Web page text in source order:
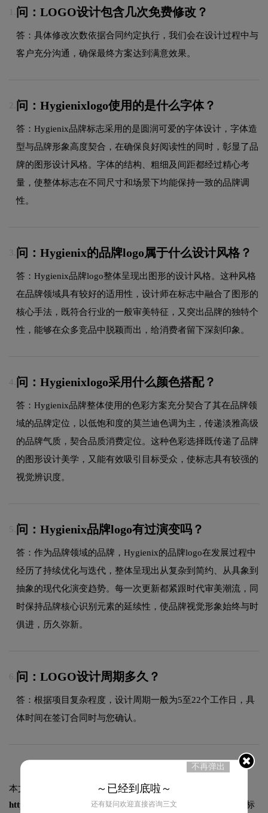
问：LOGO设计包含几次免费修改？
答：具体修改次数依据合同约定执行，我们会在设计过程中与
客户充分沟通，确保最终方案达到满意效果。
2. 问：Hygienixlogo使用的是什么字体？
答：Hygienix品牌标志采用的是圆润可爱的字体设计，字体造
型与品牌形象高度契合，在确保良好阅读性的同时，彰显了品
牌的图形设计风格。字体的结构、粗细及间距都经过精心考
量，使整体标志在不同尺寸和场景下均能保持一致的品牌调
性。
3. 问：Hygienix的品牌logo属于什么设计风格？
答：Hygienix品牌logo整体呈现出图形的设计风格。这种风格
在品牌领域具有较好的适用性，设计师在标志中融合了图形的
核心手法，既符合行业的一般审美特征，又突出品牌的独特个
性，能够在众多竞品中脱颖而出，给消费者留下深刻印象。
4. 问：Hygienixlogo采用什么颜色搭配？
答：Hygienix品牌整体使用的色彩方案充分契合了其在品牌领
域的品牌定位，以低饱和度的莫兰迪色调为主，传递淡雅高级
的品牌气质，契合品质消费定位。这种色彩选择既传递了品牌
的图形设计美学，又能有效吸引目标受众，使标志具有较强的
视觉辨识度。
5. 问：Hygienix品牌logo有过演变吗？
答：作为品牌领域的品牌，Hygienix的品牌logo在发展过程中
经历了持续优化与迭代，整体呈现出从复杂到简约、从具象到
抽象的现代化演变趋势。每一次更新都紧跟时代审美潮流，同
时保持品牌核心识别元素的延续性，使品牌视觉形象始终与时
俱进，历久弥新。
6. 问：LOGO设计周期多久？
答：根据项目复杂程度，设计周期一般为5至22个工作日，具
体时间在签订合同时与您确认。
本文标题和链接
洁云Hygienix标志logo图片:
https://logo9.net/works/10352.html转载时请注明出处为诗宸标
不再弹出
～已经到底啦～
还有疑问欢迎直接咨询三文